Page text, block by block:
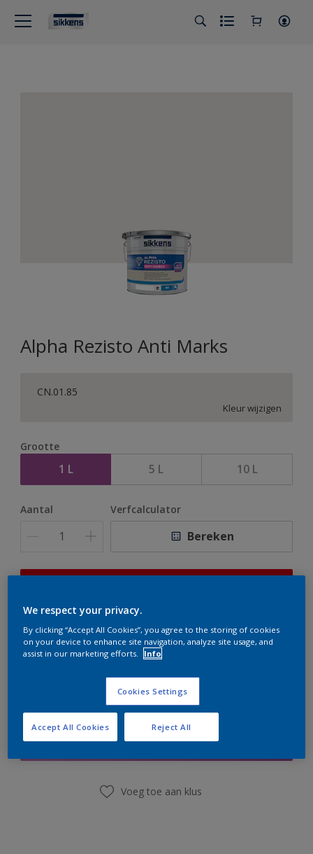
Alpha Rezisto Anti Marks
CN.01.85
Kleur wijzigen
Grootte
1 L 5 L 10 L
Aantal Verfcalculator
Bereken
er hard aan om de voorraad aan te vullen.
Boodschappenlijst
Vind een winkel
Voeg toe aan klus
We respect your privacy.
By clicking “Accept All Cookies”, you agree to the storing of cookies
on your device to enhance site navigation, analyze site usage, and
assist in our marketing efforts.
Info
Cookies Settings
Reject All
Accept All Cookies